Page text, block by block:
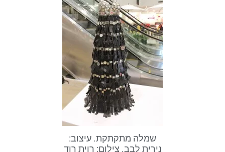
שמלה מתקתקת. עיצוב:
נירית לבב. צילום: רוית רוד